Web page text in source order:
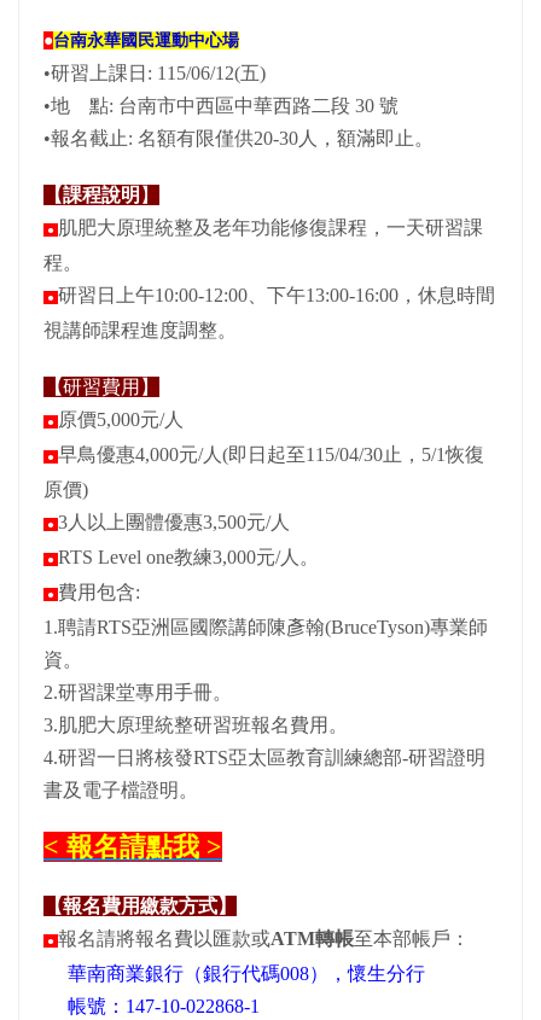
●台南永華國民運動中心場
•研習上課日: 115/06/12(五)
•地 點: 台南市中西區中華西路二段 30 號
•報名截止: 名額有限僅供20-30人，額滿即止。
【課程說明 】
●
肌肥大原理統整及老年功能修復課程，一天研習課
程。
● 研習日上午10:00-12:00、下午13:00-16:00，休息時間
視講師課程進度調整。
【研習費用】
● 原價5,000元/人
● 早鳥優惠4,000元/人(即日起至115/04/30止，5/1恢復
原價)
● 3人以上團體優惠3,500元/人
● RTS Level one教練3,000元/人。
● 費用包含:
1.聘請RTS亞洲區國際講師陳彥翰(BruceTyson)專業師
資。
2.研習課堂專用手冊。
3.肌肥大原理統整研習班報名費用。
4.研習一日將核發RTS亞太區教育訓練總部-研習證明
書及電子檔證明。
< 報名請點我 >
【報名費用繳款方式】
● 報名請將報名費以匯款或ATM轉帳至本部帳戶：
華南商業銀行（銀行代碼008），懷生分行
帳號：147-10-022868-1